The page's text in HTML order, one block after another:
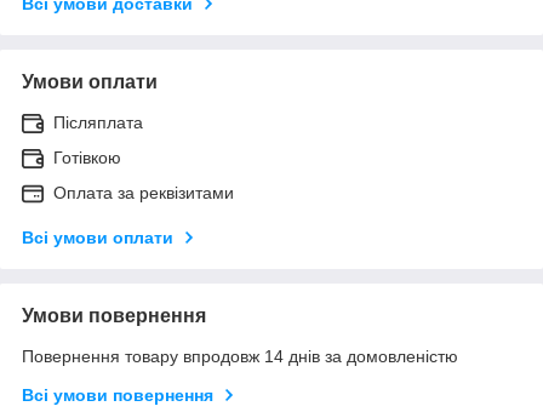
Умови оплати
Післяплата
Готівкою
Оплата за реквізитами
Всі умови оплати
Умови повернення
Повернення товару впродовж 14 днів за домовленістю
Всі умови повернення